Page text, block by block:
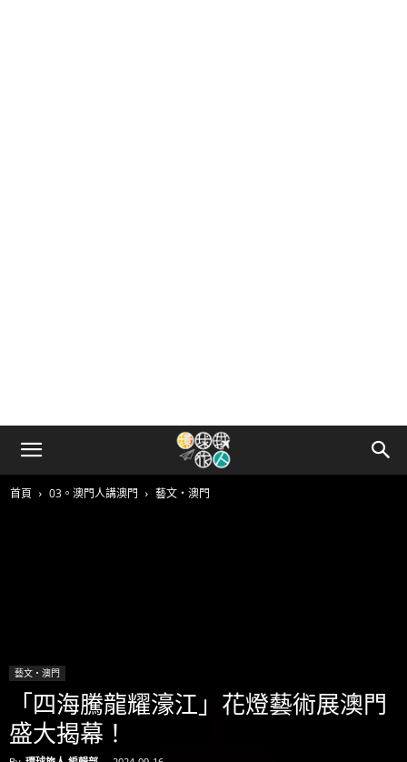
首頁 03。澳門人講澳門 藝文‧澳門
藝文‧澳門
「四海騰龍耀濠江」花燈藝術展澳門
盛大揭幕！